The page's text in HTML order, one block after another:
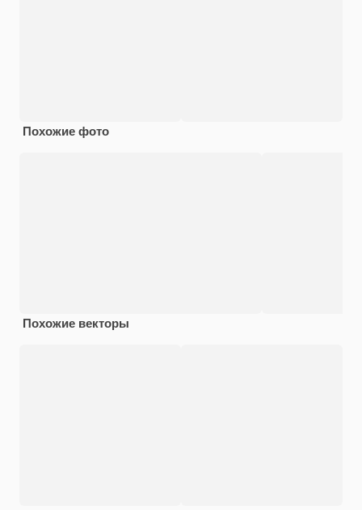
Похожие фото
Похожие векторы